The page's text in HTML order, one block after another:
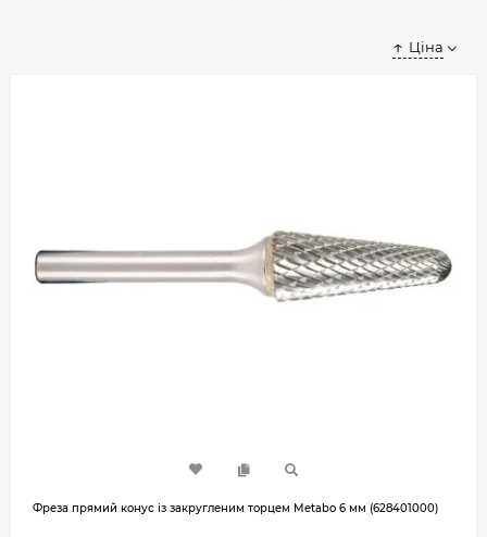
Ціна
Фреза прямий конус із закругленим торцем Metabo 6 мм (628401000)